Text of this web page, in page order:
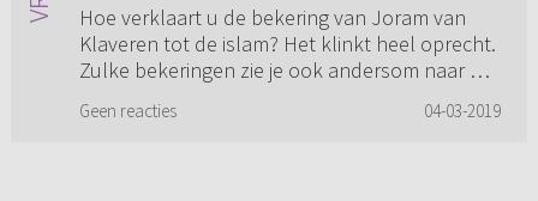
Hoe verklaart u de bekering van Joram van
Klaveren tot de islam? Het klinkt heel oprecht.
Zulke bekeringen zie je ook andersom naar het
Geen reacties 04-03-2019